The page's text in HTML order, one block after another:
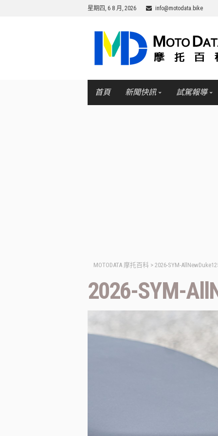
星期四, 6 8 月, 2026 info@motodata.bike
首頁 新聞快訊 試駕報導
MOTODATA 摩托百科 > 2026-SYM-
2026-SYM-